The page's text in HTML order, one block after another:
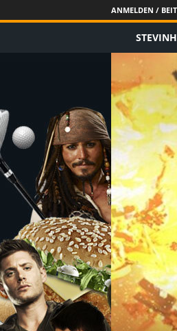
ANMELDEN /
e
v
n
h
o
.
d